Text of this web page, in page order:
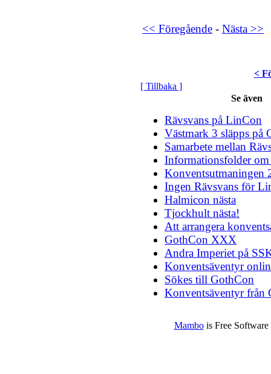
<< Föregående - Nästa >>
<
[ Tillbaka ]
Se även
Rävsvans på LinCon
Västmark 3 släpps på
Samarbete mellan
Informationsfolder
Konventsutmaningen
Ingen Rävsvans för
Halmicon nästa
Tjockhult nästa!
Att arrangera
GothCon XXX
Andra Imperiet på
Konventsäventyr
Sökes till GothCon
Konventsäventyr
Mambois Free Software